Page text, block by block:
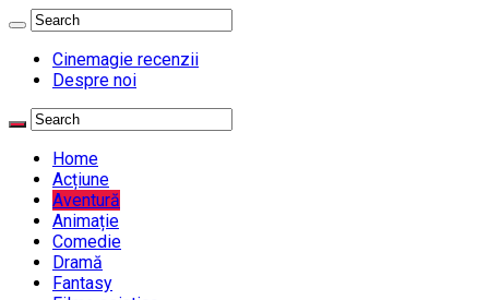
Cinemagie recenzii
Despre noi
Home
Acțiune
Aventură
Animație
Comedie
Dramă
Fantasy